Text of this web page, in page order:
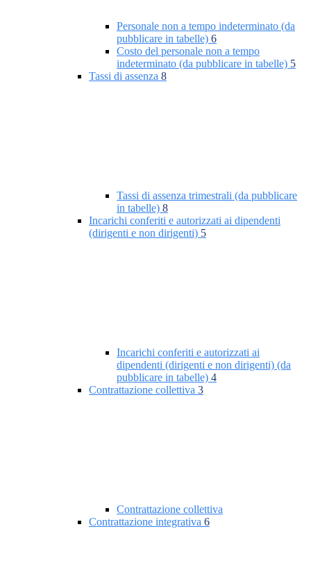
Personale non a tempo indeterminato (da
pubblicare in tabelle) 6
Costo del personale non a tempo
indeterminato (da pubblicare in tabelle) 5
Tassi di assenza 8
Tassi di assenza trimestrali (da pubblicare
in tabelle) 8
Incarichi conferiti e autorizzati ai dipendenti
(dirigenti e non dirigenti) 5
Incarichi conferiti e autorizzati ai
dipendenti (dirigenti e non dirigenti) (da
pubblicare in tabelle) 4
Contrattazione collettiva 3
Contrattazione collettiva
Contrattazione integrativa 6